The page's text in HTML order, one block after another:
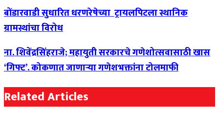
बोंडारवाडी सुधारित धरणरेषेच्या ट्रायलपिटला स्थानिक
ग्रामस्थांचा विरोध
ना. शिवेंद्रसिंहराजे; महायुती सरकारचे गणेशोत्सवासाठी खास
‘गिफ्ट’. कोकणात जाणाऱ्या गणेशभक्तांना टोलमाफी
Related Articles